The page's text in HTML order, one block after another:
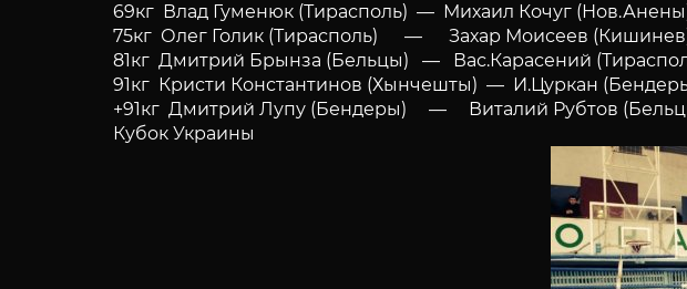
69кг Влад Гуменюк (Тирасполь) — Михаил Кочуг
75кг Олег Голик (Тирасполь) — Захар Моисеев
81кг Дмитрий Брынза (Бельцы) — Вас.Карасений
91кг Кристи Константинов (Хынчешты) — И.Цуркан
+91кг Дмитрий Лупу (Бендеры) — Виталий Рубтов
Кубок Украины